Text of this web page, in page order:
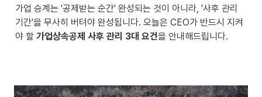
가업 승계는 '공제받는 순간' 완성되는 것이 아니라, '사후 관리
기간'을 무사히 버텨야 완성됩니다. 오늘은 CEO가 반드시 지켜
야 할 가업상속공제 사후 관리 3대 요건을 안내해드립니다.